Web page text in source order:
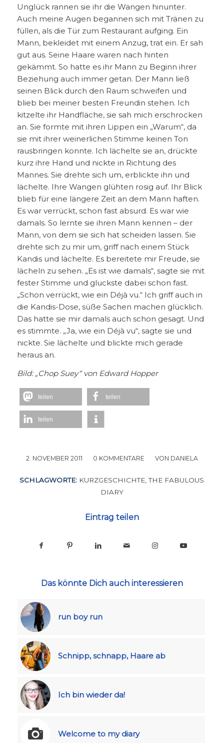
Unglück rannen sie ihr die Wangen hinunter.
Auch meine Augen begannen sich mit Tränen zu
füllen, als die Tür zum Restaurant aufging. Ein
Mann, bekleidet mit einem Anzug, trat ein. Er sah
gut aus. Seine Haare waren nach hinten
gekämmt. So hatte es ihr Mann zu Beginn ihrer
Beziehung auch immer getan. Der Mann ließ
seinen Blick durch den Raum schweifen und
blieb bei meiner besten Freundin stehen. Ich
kitzelte ihr Handfläche, sie sah mich erschrocken
an. Sie formte mit ihren Lippen ein „Warum“, da
sie mit ihrer weinerlichen Stimme keinen Ton
rausbringen konnte. Ich lächelte sie an, drückte
kurz ihre Hand und nickte in Richtung des
Mannes. Sie drehte sich um, erblickte ihn und
lächelte. Ihre Wangen glühten rosig auf. Ihr Blick
blieb für eine längere Zeit an dem Mann haften.
Es war verrückt, schon fast absurd. Es war wie
damals. So lernte sie ihren Mann kennen – der
Mann, von dem sie sich hat scheiden lassen. Sie
drehte sich zu mir um, griff nach einem Stück
Kandis und lächelte. Es bereitete mir Freude, sie
lächeln zu sehen. „Es ist wie damals“, sagte sie mit
fester Stimme und gluckste dabei schon fast.
„Schon verrückt, wie ein Déjà vu.“ Ich griff auch in
die Kandis-Dose, süße Sachen machen glücklich.
Das hatte sie mir damals auch schon gesagt. Und
es stimmte. „Ja, wie ein Déjà vu“, sagte sie und
nickte. Sie lächelte und blickte mich gerade
heraus an.
Bild: „Chop Suey“von Edward Hopper
teilen teilen
teilen
2. NOVEMBER 2011
/ 0 KOMMENTARE
/ VON DANIELA
SCHLAGWORTE: KURZGESCHICHTE,THE FABULOUS
DIARY
Eintrag teilen
Das könnte Dich auch interessieren
run boy run
Schnipp, schnapp, Haare ab
Ich bin wieder da!
Welcome to my diary